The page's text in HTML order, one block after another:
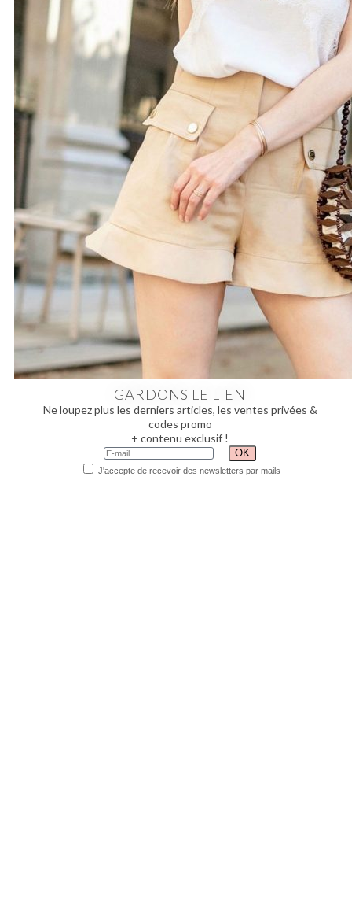
GARDONS LE LIEN
Ne loupez plus les derniers articles, les ventes privées &
codes promo
+ contenu exclusif !
J'accepte de recevoir des newsletters par mails